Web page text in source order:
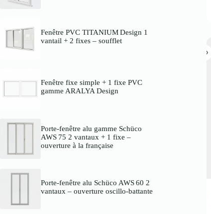
Fenêtre PVC TITANIUM Design 1
vantail + 2 fixes – soufflet
Fenêtre fixe simple + 1 fixe PVC
gamme ARALYA Design
Porte-fenêtre alu gamme Schüco
AWS 75 2 vantaux + 1 fixe –
ouverture à la française
Porte-fenêtre alu Schüco AWS 60 2
vantaux – ouverture oscillo-battante